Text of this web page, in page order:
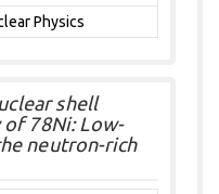
Physics
shell
78Ni: Low-
neutron-rich